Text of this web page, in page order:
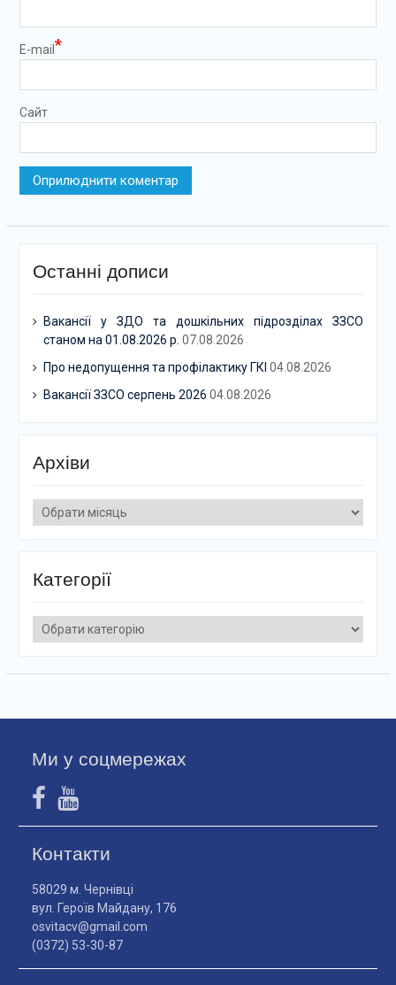
E-mail *
Сайт
Останні дописи
Вакансії у ЗДО та дошкільних підрозділах ЗЗСО
станом на 01.08.2026 р. 07.08.2026
Про недопущення та профілактику ГКІ 04.08.2026
Вакансії ЗЗСО серпень 2026 04.08.2026
Архіви
Архіви
Категорії
Категорії
Ми у соцмережах
Контакти
58029 м. Чернівці
вул. Героїв Майдану, 176
osvitacv@gmail.com
(0372) 53-30-87